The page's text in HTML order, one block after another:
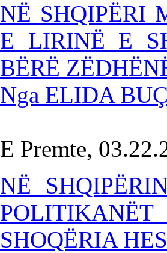
NË SHQIPËRI
E LIRINË E
BËRË
Nga ELIDA
E Premte,
NË
SHOQËRIA